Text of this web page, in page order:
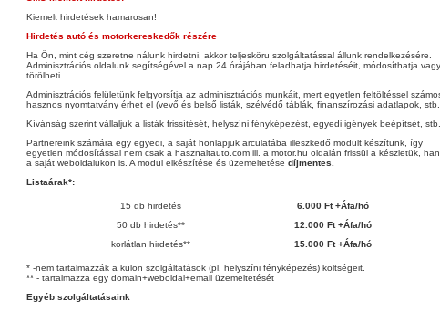
Kiemelt hirdetések hamarosan!
Hirdetés autó és motorkereskedők részére
Ha Ön, mint cég szeretne nálunk hirdetni, akkor teljesköru szolgáltatással állunk rendelkezésére.
Adminisztrációs oldalunk segítségével a nap 24 órájában feladhatja hirdetéséit, módosíthatja vagy
törölheti.
Adminisztrációs felületünk felgyorsítja az adminisztrációs munkáit, mert egyetlen feltöltéssel
hasznos nyomtatvány érhet el (vevő és belső listák, szélvédő táblák, finanszírozási adatlapok,
Kívánság szerint vállaljuk a listák frissítését, helyszíni fényképezést, egyedi igények beépítsét,
Partnereink számára egy egyedi, a saját honlapjuk arculatába illeszkedő modult készítünk, így
egyetlen módosítással nem csak a hasznaltauto.com ill. a motor.hu oldalán frissül a készletük,
a saját weboldalukon is. A modul elkészítése és üzemeltetése díjmentes.
Listaárak*:
15 db hirdetés
6.000 Ft +Áfa/hó
50 db hirdetés**
12.000 Ft +Áfa/hó
korlátlan hirdetés**
15.000 Ft +Áfa/hó
* -nem tartalmazzák a külön szolgáltatások (pl. helyszíni fényképezés) költségeit.
** - tartalmazza egy domain+weboldal+email üzemeltetését
Egyéb szolgáltatásaink